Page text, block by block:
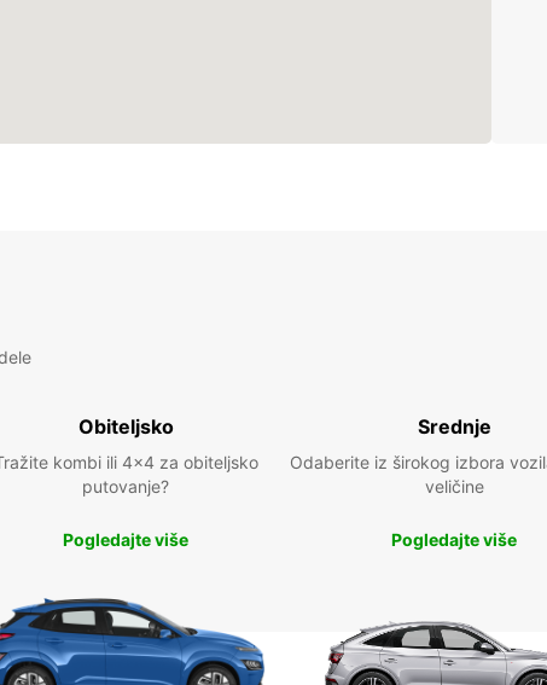
Obiteljsko
kombi ili 4x4 za obiteljsko
putovanje?
Pogledajte više
Srednje
Odaberite iz širokog izbora
veličine
Pogledajte više